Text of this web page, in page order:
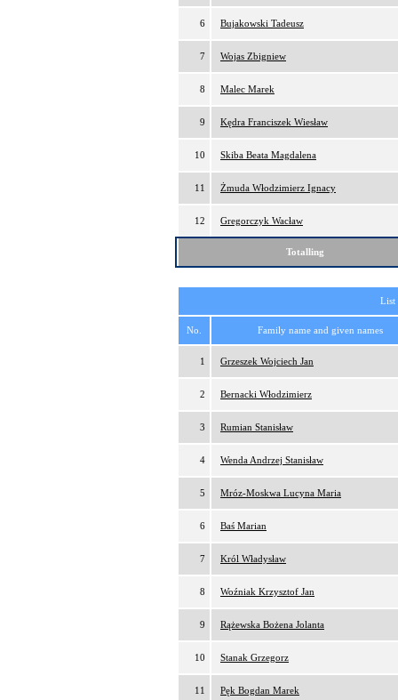
6 Bujakowski Tadeusz
7 Wojas Zbigniew
8 Malec Marek
9 Kędra Franciszek Wiesław
10 Skiba Beata Magdalena
11 Żmuda Włodzimierz Ignacy
12 Gregorczyk Wacław
Totalling
List
No. Family name and given names
1 Grzeszek Wojciech Jan
2 Bernacki Włodzimierz
3 Rumian Stanisław
4 Wenda Andrzej Stanisław
5 Mróz-Moskwa Lucyna Maria
6 Baś Marian
7 Król Władysław
8 Woźniak Krzysztof Jan
9 Rążewska Bożena Jolanta
10 Stanak Grzegorz
11 Pęk Bogdan Marek